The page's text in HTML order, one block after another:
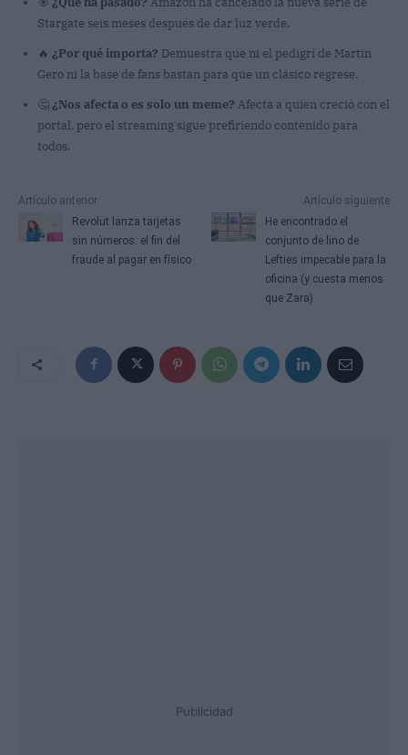
Stargate seis meses después de dar luz verde.
🔥 ¿Por qué importa? Demuestra que ni el pedigrí de Martin
Gero ni la base de fans bastan para que un clásico regrese.
🤔¿Nos afecta o es solo un meme? Afecta a quien creció con el
portal, pero el streaming sigue prefiriendo contenido para
todos.
Artículo anterior
Revolut lanza tarjetas
sin números: el fin del
fraude al pagar en físico
Artículo siguiente
He encontrado el
conjunto de lino de
Lefties impecable para la
oficina (y cuesta menos
que Zara)
Publicidad